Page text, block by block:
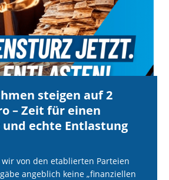
steigen auf 2
– Zeit für einen
und echte Entlastung
von den etablierten Parteien
angeblich keine „finanziellen